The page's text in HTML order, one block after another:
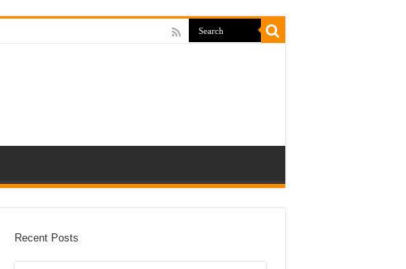
Recent Posts